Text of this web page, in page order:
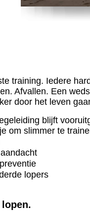
training. Iedere
Afvallen. Een
door het leven
blijft
om slimmer te
lopers